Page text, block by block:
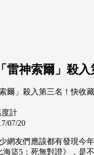
雷神索爾」殺
計
07/20
網友們應該都有發現今
盜5：死無對證》，是